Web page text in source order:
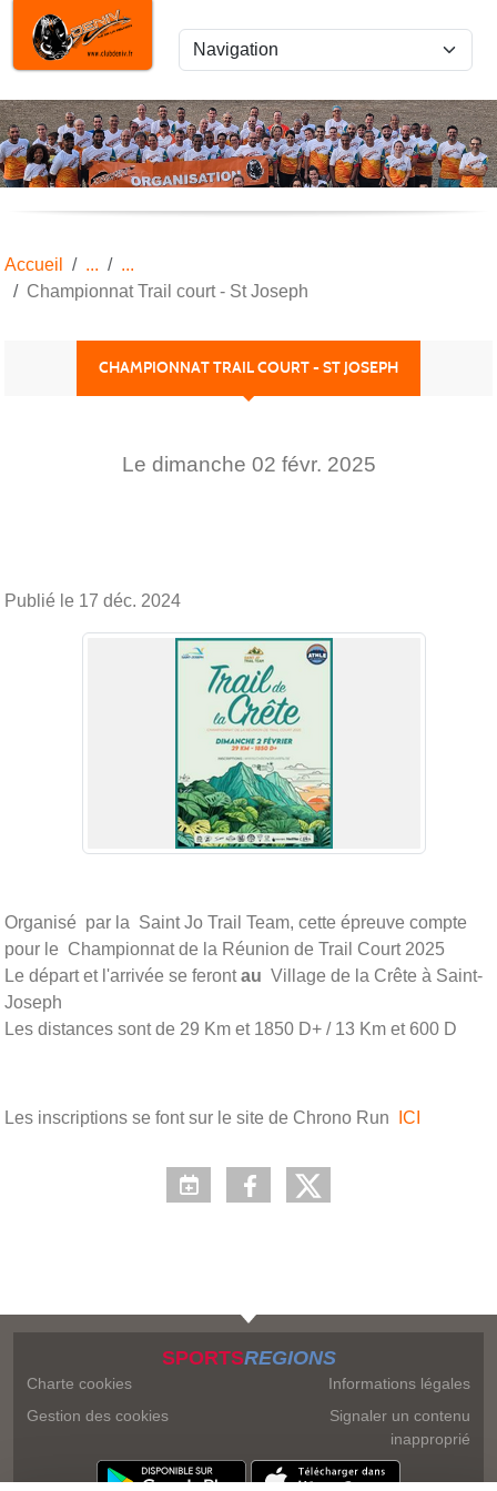
Accueil
Championnat Trail court - St Joseph
CHAMPIONNAT TRAIL COURT - ST JOSEPH
Le dimanche 02 févr. 2025
Publié le 17 déc. 2024
Organisé par la Saint Jo Trail Team, cette épreuve compte
pour le Championnat de la Réunion de Trail Court 2025
Le départ et l'arrivée se ferontau Village de la Crête à Saint-
Joseph
Les distances sont de 29 Km et 1850 D+ / 13 Km et 600 D
Les inscriptions se font sur le site de Chrono Run ICI
SPORTSREGIONS
Charte cookies
Gestion des cookies
Informations légales
Signaler un contenu
inapproprié
Panneau de gestion des cookies